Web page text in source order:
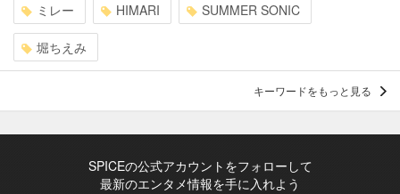
ミレー HIMARI SUMMER SONIC
堀ちえみ
キーワードをもっと見る
SPICEの公式アカウントをフォローして
最新のエンタメ情報を手に入れよう